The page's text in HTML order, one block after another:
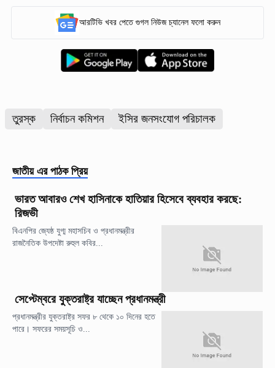
আরটিভি খবর পেতে গুগল নিউজ চ্যানেল ফলো করুন
তুরস্ক নির্বাচন কমিশন ইসির জনসংযোগ পরিচালক
জাতীয় এর পাঠক প্রিয়
ভারত আবারও শেখ হাসিনাকে হাতিয়ার হিসেবে ব্যবহার করছে:
রিজভী
বিএনপির জ্যেষ্ঠ যুগ্ম মহাসচিব ও প্রধানমন্ত্রীর
রাজনৈতিক উপদেষ্টা রুহুল কবির...
সেপ্টেম্বরে যুক্তরাষ্ট্র যাচ্ছেন প্রধানমন্ত্রী
প্রধানমন্ত্রীর যুক্তরাষ্ট্র সফর ৮ থেকে ১০ দিনের হতে
পারে। সফরের সময়সূচি ও...